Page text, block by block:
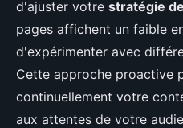
d'ajuster votre stratégie
pages affichent un faible
d'expérimenter avec
Cette approche proactive
continuellement votre
aux attentes de votre